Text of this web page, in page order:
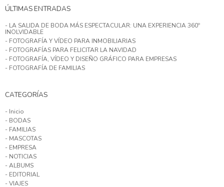
ÚLTIMAS ENTRADAS
- LA SALIDA DE BODA MÁS ESPECTACULAR: UNA EXPERIENCIA 360º
INOLVIDABLE
- FOTOGRAFÍA Y VÍDEO PARA INMOBILIARIAS
- FOTOGRAFÍAS PARA FELICITAR LA NAVIDAD
- FOTOGRAFÍA, VÍDEO Y DISEÑO GRÁFICO PARA EMPRESAS
- FOTOGRAFÍA DE FAMILIAS
CATEGORÍAS
- Inicio
- BODAS
- FAMILIAS
- MASCOTAS
- EMPRESA
- NOTICIAS
- ALBUMS
- EDITORIAL
- VIAJES